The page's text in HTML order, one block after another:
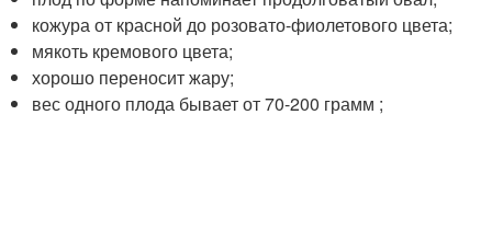
кожура от красной до розовато-фиолетового цвета;
мякоть кремового цвета;
хорошо переносит жару;
вес одного плода бывает от 70-200 грамм ;